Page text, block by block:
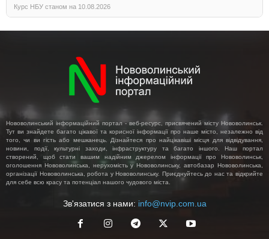
Курс НБУ станом на 10.08.2026
Нововолинський інформаційний портал - веб-ресурс, присвячений місту Нововолинськ.
Тут ви знайдете багато цікавої та корисної інформації про наше місто, незалежно від
того, чи ви гість або мешканець. Дізнайтеся про найцікавіші місця для відвідування,
новини, події, культурні заходи, інфраструктуру та багато іншого. Наш портал
створений, щоб стати вашим надійним джерелом інформації про Нововолинськ,
оголошення Нововолинська, нерухомість у Нововолинську, автобазар Нововолинська,
організації Нововолинська, робота у Нововолинську. Приєднуйтесь до нас та відкрийте
для себе всю красу та потенціал нашого чудового міста.
Зв'язатися з нами: info@nvip.com.ua